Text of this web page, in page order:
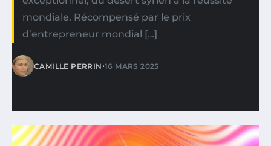
mondiale. Récompensé par le prix
d’entrepreneur mondial […]
CAMILLE PERRIN•16 MARS 2025